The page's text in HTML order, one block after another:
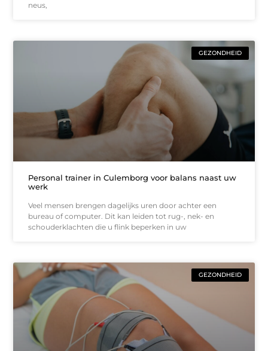
neus,
GEZONDHEID
Personal trainer in Culemborg voor balans naast uw
werk
Veel mensen brengen dagelijks uren door achter een
bureau of computer. Dit kan leiden tot rug-, nek- en
schouderklachten die u flink beperken in uw
GEZONDHEID